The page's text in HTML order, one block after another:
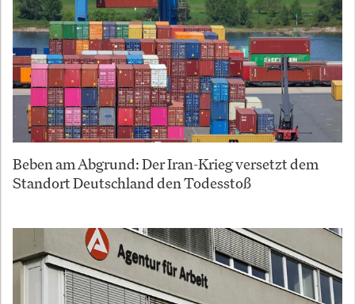
Beben am Abgrund: Der Iran-Krieg versetzt dem
Standort Deutschland den Todesstoß